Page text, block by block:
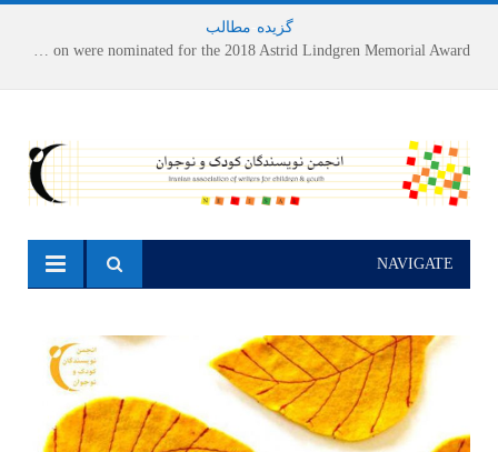
گزیده مطالب
NAVIGATE